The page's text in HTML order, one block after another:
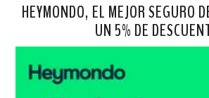
HEYMONDO, EL MEJOR SEGURO
UN 5% DE